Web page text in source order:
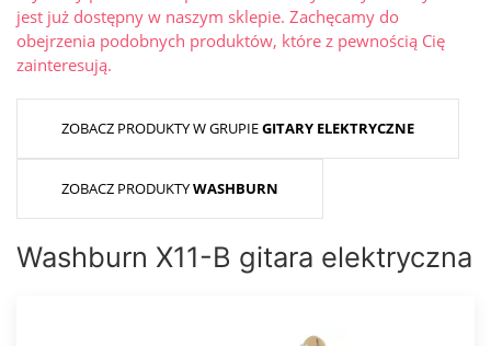
jest już dostępny w naszym sklepie. Zachęcamy do
obejrzenia podobnych produktów, które z pewnością Cię
zainteresują.
ZOBACZ PRODUKTY W GRUPIEGITARY ELEKTRYCZNE
ZOBACZ PRODUKTYWASHBURN
Washburn X11-B gitara elektryczna